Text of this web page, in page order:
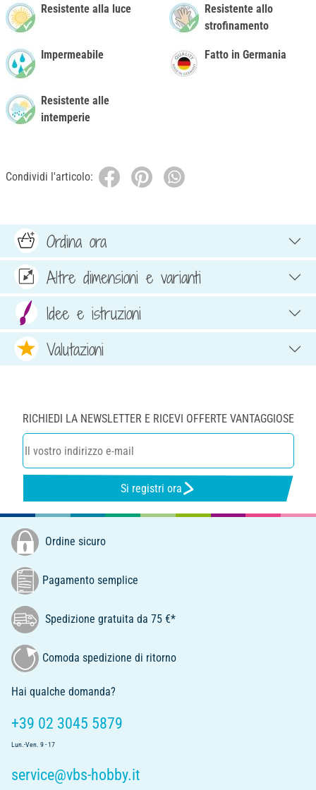
Resistente alla luce
Impermeabile
Resistente alle
intemperie
Resistente allo
strofinamento
Fatto in Germania
Condividi l'articolo:
Ordina ora
Altre dimensioni e varianti
Idee e istruzioni
Valutazioni
RICHIEDI LA NEWSLETTER E RICEVI OFFERTE VANTAGGIOSE
Si registri ora
Ordine sicuro
Pagamento semplice
Spedizione gratuita da 75 €*
Comoda spedizione di ritorno
Hai qualche domanda?
+39 02 3045 5879
Lun.-Ven. 9 - 17
service@vbs-hobby.it